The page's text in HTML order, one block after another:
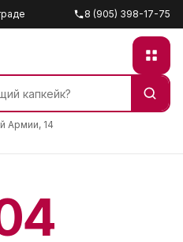
8 (905) 398-17-75
Армии, 14